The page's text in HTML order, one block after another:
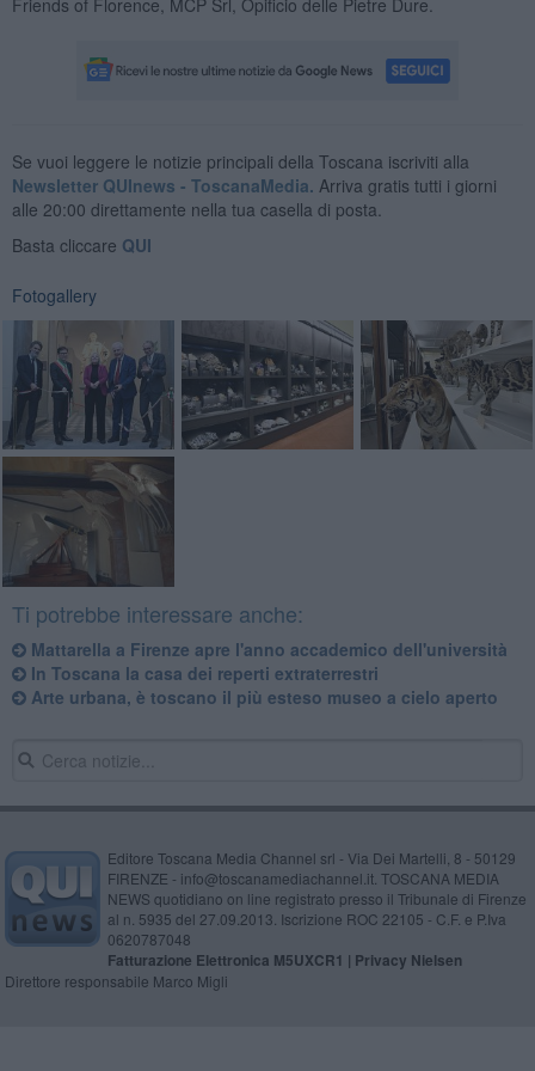
Friends of Florence, MCP Srl, Opificio delle Pietre Dure.
Se vuoi leggere le notizie principali della Toscana iscriviti alla
Newsletter QUInews - ToscanaMedia. Arriva gratis tutti i giorni
alle 20:00 direttamente nella tua casella di posta.
Basta cliccare QUI
Fotogallery
Ti potrebbe interessare anche:
Mattarella a Firenze apre l'anno accademico dell'università
In Toscana la casa dei reperti extraterrestri
Arte urbana, è toscano il più esteso museo a cielo aperto
Editore Toscana Media Channel srl - Via Dei Martelli, 8 - 50129
FIRENZE - info@toscanamediachannel.it. TOSCANA MEDIA
NEWS quotidiano on line registrato presso il Tribunale di Firenze
al n. 5935 del 27.09.2013. Iscrizione ROC 22105 - C.F. e P.Iva
0620787048
Fatturazione Elettronica M5UXCR1 | Privacy Nielsen
Direttore responsabile Marco Migli